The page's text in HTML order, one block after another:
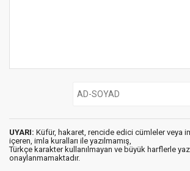
UYARI: Küfür, hakaret, rencide edici cümleler veya
içeren, imla kuralları ile yazılmamış,
Türkçe karakter kullanılmayan ve büyük harflerle
onaylanmamaktadır.